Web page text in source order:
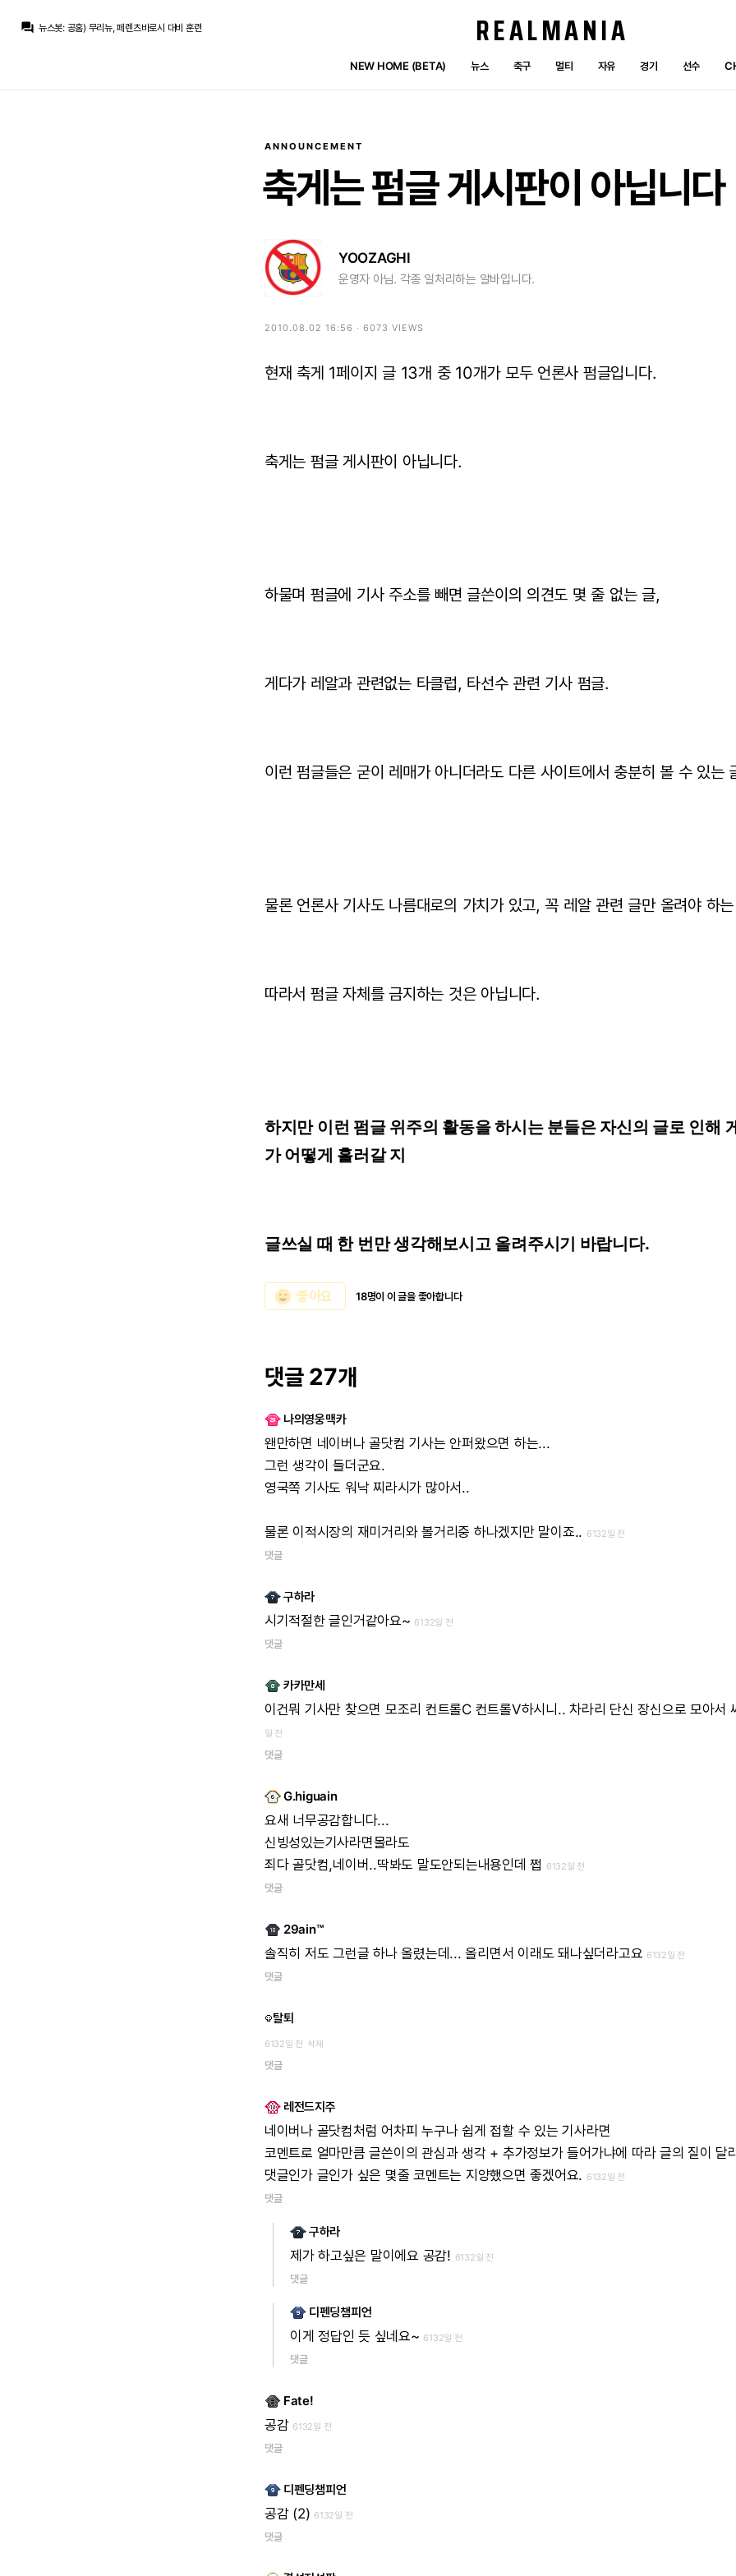
question_answer 뉴스봇: 공홈) 무리뉴, 페렌츠바로시 대비 훈련
돈이 궁한 구단도 아니고 단순 존심 때문은 아닌..
REALMANIA
NEW HOME (BETA) 뉴스 축구 멀티 자유 경기 선수
ANNOUNCEMENT
축게는펌글게시판이 아닙니다
YOOZAGHI
운영자 아님. 각종 일처리하는 알바입니다.
2010.08.02 16:56 · 6073 VIEWS
현재 축게 1페이지 글 13개 중 10개가 모두 언론사 펌글입니다.
축게는 펌글 게시판이 아닙니다.
하물며 펌글에 기사 주소를 빼면 글쓴이의 의견도 몇 줄 없는 글,
게다가 레알과 관련없는 타클럽, 타선수 관련 기사 펌글.
이런 펌글들은 굳이 레매가 아니더라도 다른 사이트에서 충분히 볼 수 있는
물론 언론사 기사도 나름대로의 가치가 있고, 꼭 레알 관련 글만 올려야 하
따라서 펌글 자체를 금지하는 것은 아닙니다.
하지만 이런 펌글 위주의 활동을 하시는 분들은 자신의 글로 인해
가 어떻게 흘러갈 지
글쓰실 때 한 번만 생각해보시고 올려주시기 바랍니다.
emoji_emotions 좋아요 18명이 이 글을 좋아합니다
댓글 27개
나의영웅맥카
왠만하면 네이버나 골닷컴 기사는 안퍼왔으면 하는...
그런생각이 들더군요.
영국쪽 기사도 워낙 찌라시가 많아서..
물론 이적시장의 재미거리와 볼거리중 하나겠지만 말이죠.. 6132일 전
댓글
구하라
시기적절한 글인거같아요~ 6132일 전
댓글
카카만세
이건뭐 기사만 찾으면 모조리 컨트롤C 컨트롤V하시니.. 차라리 단신 장신으로 모아서
일 전
댓글
G.higuain
요새 너무공감합니다...
신빙성있는기사라면몰라도
죄다골닷컴,네이버..딱봐도 말도안되는내용인데 쩝 6132일 전
댓글
29ain™
솔직히 저도 그런글 하나 올렸는데... 올리면서 이래도 돼나싶더라고요 6132일 전
댓글
탈퇴
6132일 전 삭제
댓글
레전드지주
네이버나 골닷컴처럼 어차피 누구나 쉽게 접할 수 있는 기사라면
코멘트로 얼마만큼 글쓴이의 관심과 생각 + 추가정보가 들어가냐에 따라 글의 질이 달
댓글인가 글인가 싶은 몇줄 코멘트는 지양했으면 좋겠어요. 6132일 전
댓글
구하라
제가 하고싶은 말이에요 공감! 6132일 전
댓글
디펜딩챔피언
이게 정답인 듯 싶네요~ 6132일 전
댓글
Fate!
공감 6132일 전
댓글
디펜딩챔피언
공감 (2) 6132일 전
댓글